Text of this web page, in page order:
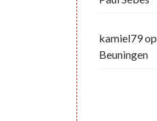
kamiel79op
Beuningen